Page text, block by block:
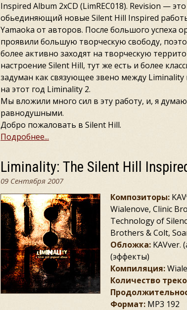
Inspired Album 2xCD (LimREC018). Revision —
обьединяющий новые Silent Hill Inspired
Yamaoka от авторов. После большого успеха
проявили большую творческую свободу,
более активно заходят на творческую
настроение Silent Hill, тут же есть и более
задуман как связующее звено между
на этот год Liminality 2.
Мы вложили много сил в эту работу, и, я
равнодушными.
Добро пожаловать в Silent Hill.
Подробнее...
Liminality: The Silent Hill
09 Сентября 2007
Композиторы:
Wialenove, Clinic
Technology of
Brothers & Colt,
Обложка: KAVver.
(эффекты)
Компиляция:
Количество
Формат: MP3 192